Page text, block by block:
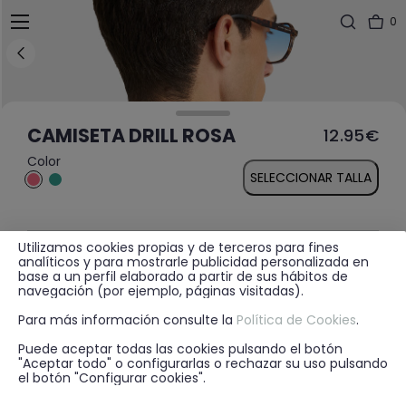
0
CAMISETA DRILL ROSA 12.95€
Color
SELECCIONAR TALLA
MÁS INFORMACIÓN
DISPONIBILIDAD EN TIENDA
Utilizamos cookies propias y de terceros para fines
analíticos y para mostrarle publicidad personalizada en
base a un perfil elaborado a partir de sus hábitos de
navegación (por ejemplo, páginas visitadas).
Para más información consulte la Política de Cookies.
Puede aceptar todas las cookies pulsando el botón
"Aceptar todo" o configurarlas o rechazar su uso pulsando
el botón "Configurar cookies".